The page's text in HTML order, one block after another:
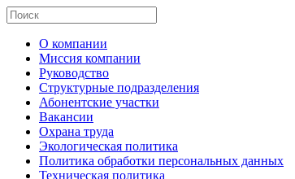
О компании
Миссия компании
Руководство
Структурные подразделения
Абонентские участки
Вакансии
Охрана труда
Экологическая политика
Политика обработки персональных данных
Техническая политика